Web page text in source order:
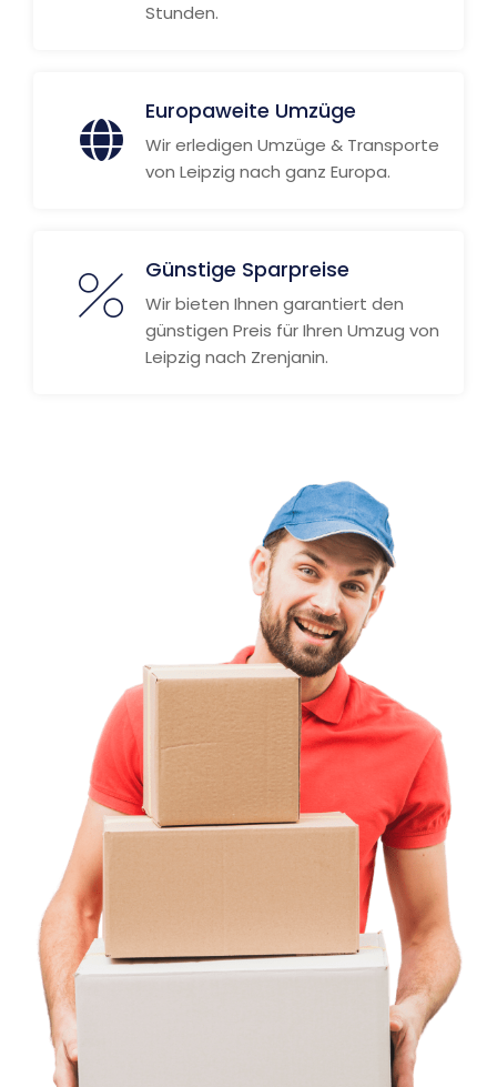
Stunden.
Europaweite Umzüge
Wir erledigen Umzüge & Transporte
von Leipzig nach ganz Europa.
Günstige Sparpreise
Wir bieten Ihnen garantiert den
günstigen Preis für Ihren Umzug von
Leipzig nach Zrenjanin.